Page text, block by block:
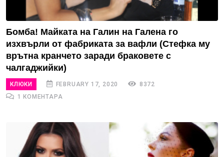
Бомба! Майката на Галин на Галена го
изхвърли от фабриката за вафли (Стефка му
врътна кранчето заради браковете с
чалгаджийки)
КЛЮКИ FEBRUARY 17, 2020
8372
1 КОМЕНТАРА